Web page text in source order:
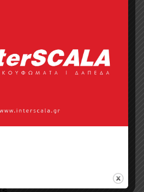
proteas epipla,Καρέκλες
χώρου,Καρέκλες
Καρέκλες καφενείου
Καρέκλες με ξύλο